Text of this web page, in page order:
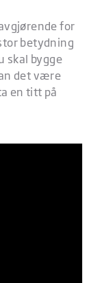
for
betydning
skal bygge
det være
en titt på